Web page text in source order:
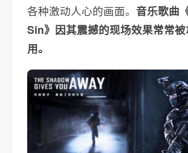
各种激动人心的画面。 音乐歌曲
Sin》因其震撼的现场效果常常
用。